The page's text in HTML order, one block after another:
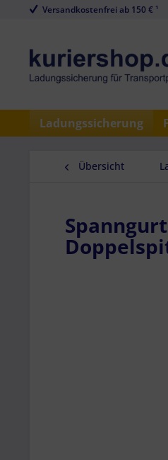
Versandkostenfrei ab 150 € ¹
Ladungssicherung
Übersicht